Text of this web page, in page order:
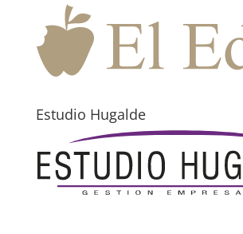
Estudio Hugalde